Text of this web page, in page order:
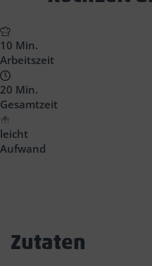
Headline
10 Min.
Arbeitszeit
20 Min.
Gesamtzeit
leicht
Aufwand
Zutaten